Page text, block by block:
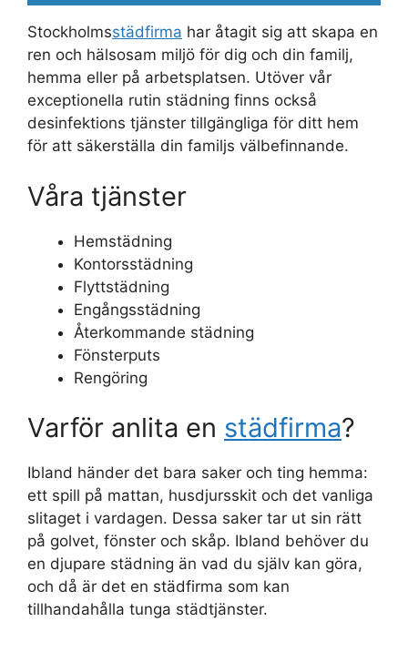
Stockholmsstädfirma har åtagit sig att skapa en
ren och hälsosam miljö för dig och din familj,
hemma eller på arbetsplatsen. Utöver vår
exceptionella rutin städning finns också
desinfektions tjänster tillgängliga för ditt hem
för att säkerställa din familjs välbefinnande.
Våra tjänster
Hemstädning
Kontorsstädning
Flyttstädning
Engångsstädning
Återkommande städning
Fönsterputs
Rengöring
Varför anlita en städfirma?
Ibland händer det bara saker och ting hemma:
ett spill på mattan, husdjursskit och det vanliga
slitaget i vardagen. Dessa saker tar ut sin rätt
på golvet, fönster och skåp. Ibland behöver du
en djupare städning än vad du själv kan göra,
och då är det en städfirma som kan
tillhandahålla tunga städtjänster.